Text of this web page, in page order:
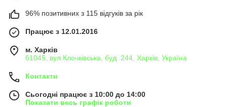
96% позитивних з 115 відгуків за рік
Працює з 12.01.2016
м. Харків
61045, вул.Клочківська, буд. 244, Харків, Україна
Контакти
Сьогодні працює з 10:00 до 14:00
Показати весь графік роботи